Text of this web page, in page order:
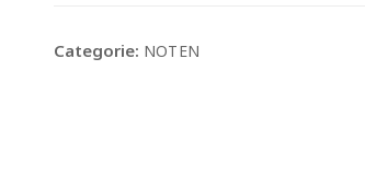
Categorie: NOTEN